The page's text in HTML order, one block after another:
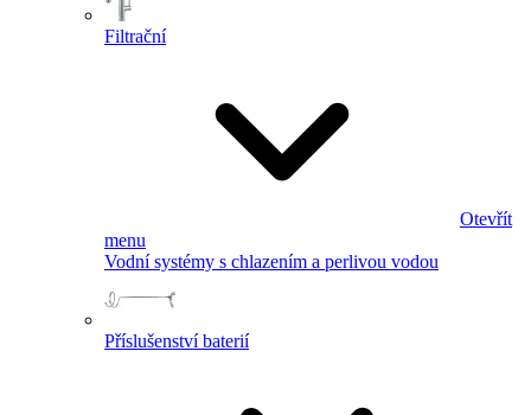
Filtrační
Otevřít
menu
Vodní systémy s chlazením a perlivou vodou
Příslušenství baterií